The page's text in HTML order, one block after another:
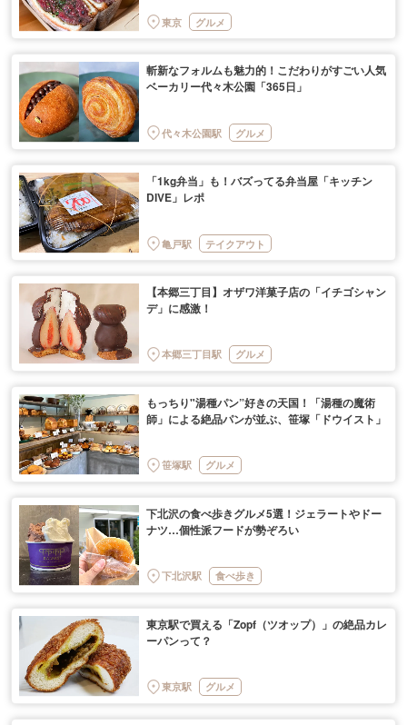
東京 グルメ
斬新なフォルムも魅力的！こだわりがすごい人気
ベーカリー代々木公園「365日」
代々木公園駅 グルメ
「1kg弁当」も！バズってる弁当屋「キッチン
DIVE」レポ
亀戸駅 テイクアウト
【本郷三丁目】オザワ洋菓子店の「イチゴシャン
デ」に感激！
本郷三丁目駅 グルメ
もっちり"湯種パン”好きの天国！「湯種の魔術
師」による絶品パンが並ぶ、笹塚「ドウイスト」
笹塚駅 グルメ
下北沢の食べ歩きグルメ5選！ジェラートやドー
ナツ…個性派フードが勢ぞろい
下北沢駅 食べ歩き
東京駅で買える「Zopf（ツオップ）」の絶品カレ
ーパンって？
東京駅 グルメ